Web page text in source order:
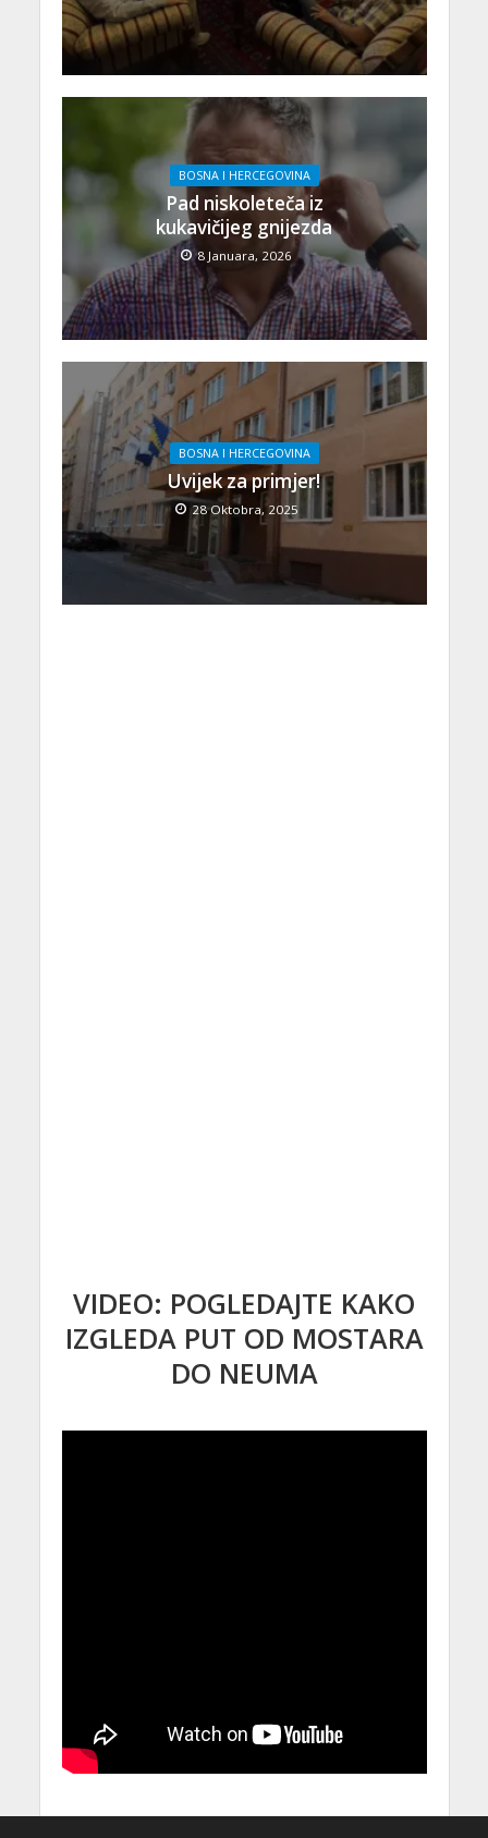
BOSNA I HERCEGOVINA
Pad niskoleteča iz
kukavičijeg gnijezda
8 Januara, 2026
BOSNA I HERCEGOVINA
Uvijek za primjer!
28 Oktobra, 2025
VIDEO: POGLEDAJTE KAKO
IZGLEDA PUT OD MOSTARA
DO NEUMA